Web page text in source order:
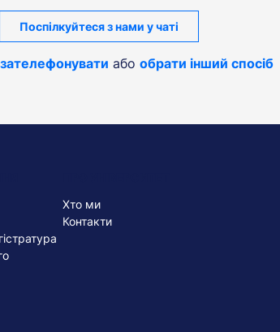
Поспілкуйтеся з нами у чаті
зателефонувати або обрати інший спосіб
Хто ми
Контакти